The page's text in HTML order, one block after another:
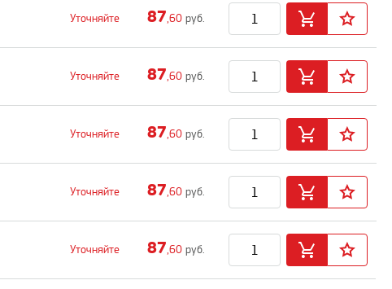
Уточняйте 87,60 руб.
Уточняйте 87,60 руб.
Уточняйте 87,60 руб.
Уточняйте 87,60 руб.
Уточняйте 87,60 руб.